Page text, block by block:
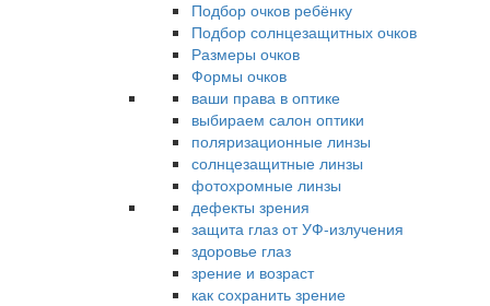
Подбор очков ребёнку
Подбор солнцезащитных очков
Размеры очков
Формы очков
ваши права в оптике
выбираем салон оптики
поляризационные линзы
солнцезащитные линзы
фотохромные линзы
дефекты зрения
защита глаз от УФ-излучения
здоровье глаз
зрение и возраст
как сохранить зрение